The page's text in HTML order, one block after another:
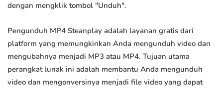
dengan mengklik tombol "Unduh".
Pengunduh MP4 Steanplay adalah layanan gratis dari
platform yang memungkinkan Anda mengunduh video dan
mengubahnya menjadi MP3 atau MP4. Tujuan utama
perangkat lunak ini adalah membantu Anda mengunduh
video dan mengonversinya menjadi file video yang dapat